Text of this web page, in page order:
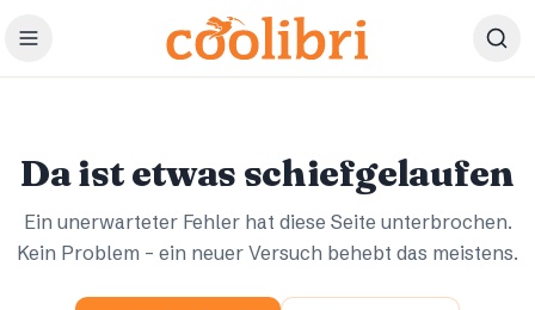
Zum Hauptinhalt springen
Da ist etwas schiefgelaufen
Ein unerwarteter Fehler hat diese Seite unterbrochen.
Kein Problem – ein neuer Versuch behebt das meistens.